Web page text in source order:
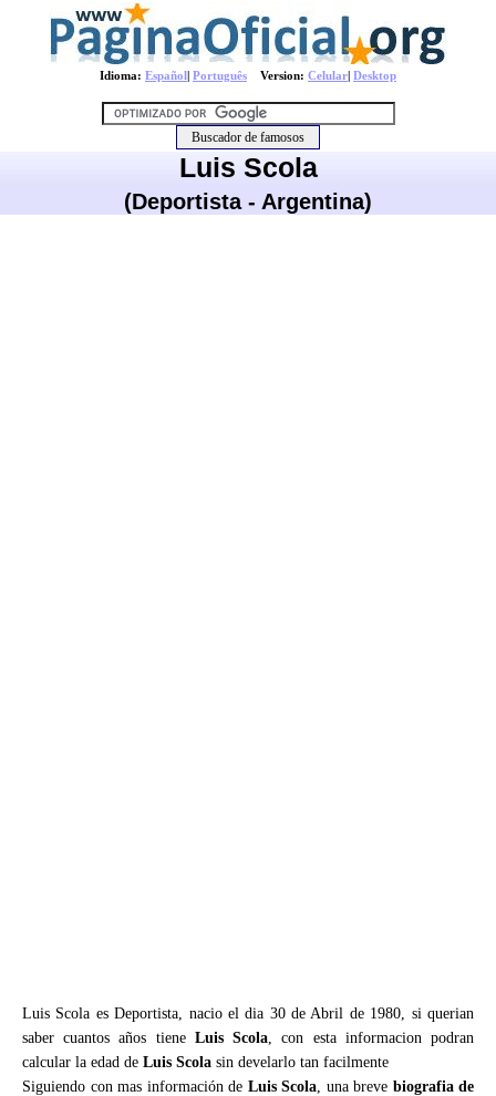
Idioma: Español| Português Version: Celular| Desktop
Luis Scola
(Deportista - Argentina)
Luis Scola es Deportista, nacio el dia 30 de Abril de 1980, si querian
saber cuantos años tiene Luis Scola, con esta informacion podran
calcular la edad de Luis Scola sin develarlo tan facilmente
Siguiendo con mas información de Luis Scola, una breve biografia de